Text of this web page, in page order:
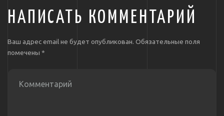
НАПИСАТЬ КОММЕНТАРИЙ
Ваш адрес email не будет опубликован. Обязательные поля
помечены *